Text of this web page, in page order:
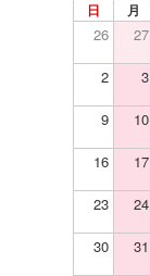
日 月
26 27
2 3
9 10
16 17
23 24
30 31